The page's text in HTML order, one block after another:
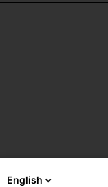
English